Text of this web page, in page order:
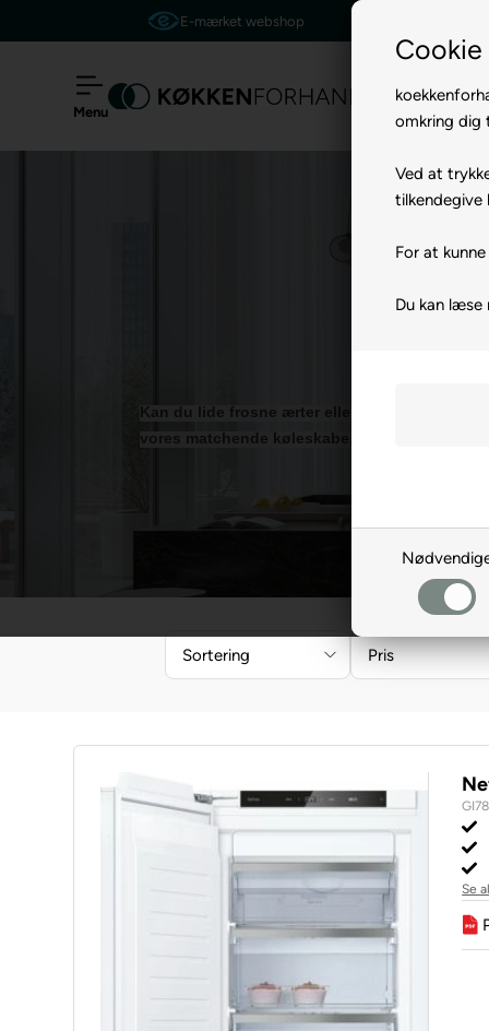
omkring dig
Ved at
tilkendegive
For at
Du kan
Tilbud indenfor 24 timer
Menu
Kan du lide frosne ærter eller foretrækker du
vores matchende køleskabe, så du kan få
Sortering Pris
Se